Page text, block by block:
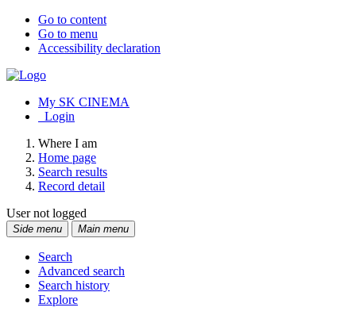
Go to content
Go to menu
Accessibility declaration
My SK CINEMA
Login
Where I am
Home page
Search results
Record detail
User not logged
Side menu Main menu
Search
Advanced search
Search history
Explore